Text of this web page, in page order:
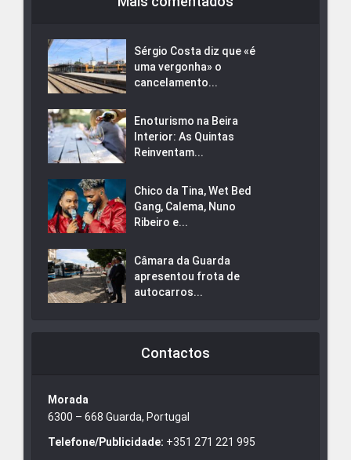
Sérgio Costa diz que «é
uma vergonha» o
cancelamento...
Enoturismo na Beira
Interior: As Quintas
Reinventam...
Chico da Tina, Wet Bed
Gang, Calema, Nuno
Ribeiro e...
Câmara da Guarda
apresentou frota de
autocarros...
Contactos
Morada
6300 – 668 Guarda, Portugal
Telefone/Publicidade: +351 271 221 995